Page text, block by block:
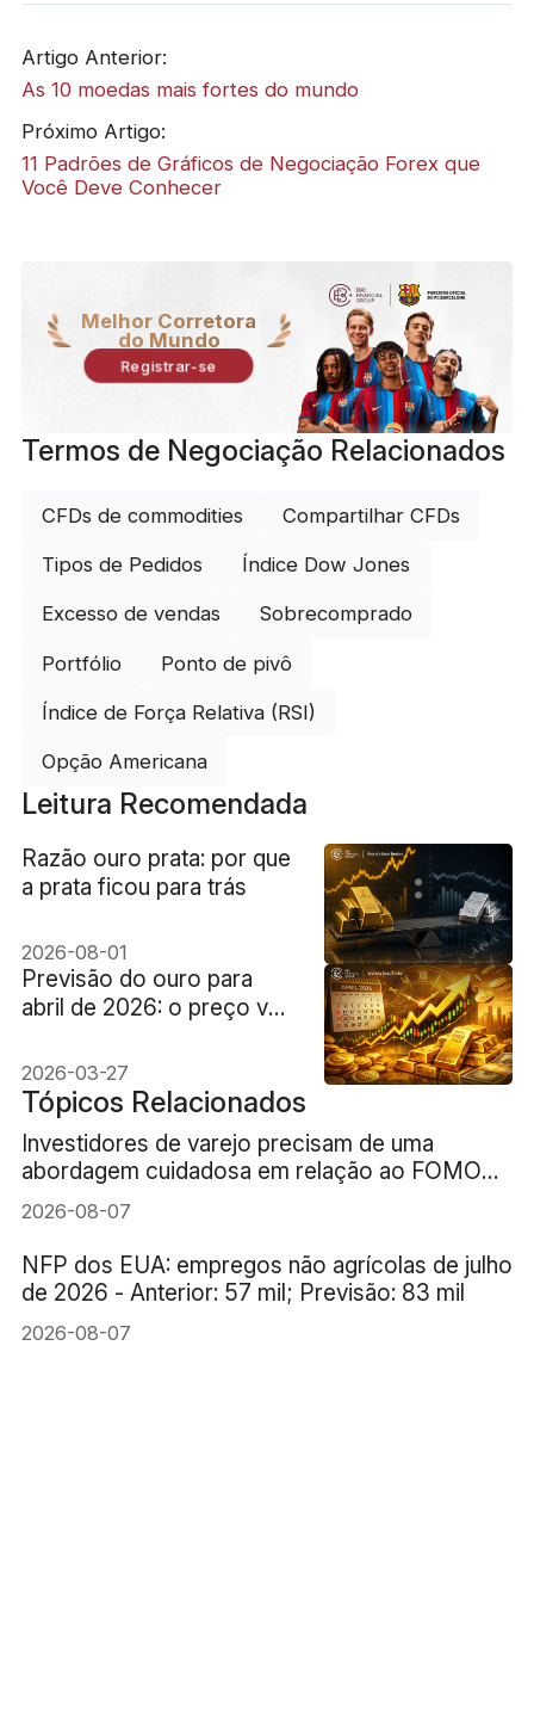
Artigo Anterior:
As 10 moedas mais fortes do mundo
Próximo Artigo:
11 Padrões de Gráficos de Negociação Forex que
Você Deve Conhecer
Melhor Corretora
do Mundo
Registrar-se
Termos de Negociação Relacionados
CFDs de commodities Compartilhar CFDs
Tipos de Pedidos Índice Dow Jones
Excesso de vendas Sobrecomprado
Portfólio Ponto de pivô
Índice de Força Relativa (RSI)
Opção Americana
Leitura Recomendada
Razão ouro prata: por que
a prata ficou para trás
2026-08-01
Previsão do ouro para
abril de 2026: o preço vai
2026-03-27
Tópicos Relacionados
Investidores de varejo precisam de uma
abordagem cuidadosa em relação ao FOMO
(medo de ficar de fora) da IA
2026-08-07
NFP dos EUA: empregos não agrícolas de julho
de 2026 - Anterior: 57 mil; Previsão: 83 mil
2026-08-07